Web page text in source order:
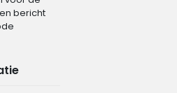
bericht